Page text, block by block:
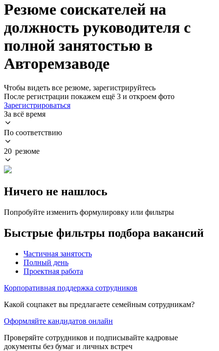
Резюме соискателей на
должность руководителя с
полной занятостью в
Авторемзаводе
Чтобы видеть все резюме, зарегистрируйтесь
После регистрации покажем ещё 3 и откроем фото
Зарегистрироваться
За всё время
По соответствию
20 резюме
Ничего не нашлось
Попробуйте изменить формулировку или фильтры
Быстрые фильтры подбора вакансий
Частичная занятость
Полный день
Проектная работа
Корпоративная поддержка сотрудников
Какой соцпакет вы предлагаете семейным сотрудникам?
Оформляйте кандидатов онлайн
Проверяйте сотрудников и подписывайте кадровые
документы без бумаг и личных встреч